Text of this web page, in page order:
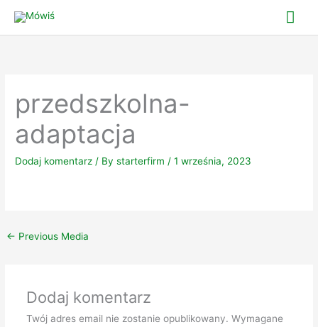
przedszkolna-
adaptacja
Dodaj komentarz / Bystarterfirm/1 września, 2023
← Previous Media
Dodaj komentarz
Twój adres email nie zostanie opublikowany. Wymagane